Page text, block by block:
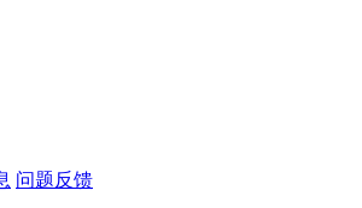
问题反馈